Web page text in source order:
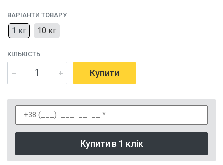
ВАРІАНТИ ТОВАРУ
1 кг 10 кг
КІЛЬКІСТЬ
Купити
Купити в 1 клік